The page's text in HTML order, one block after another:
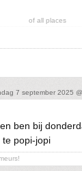
of all places
7 september 2025
ben bij
te popi-jopi